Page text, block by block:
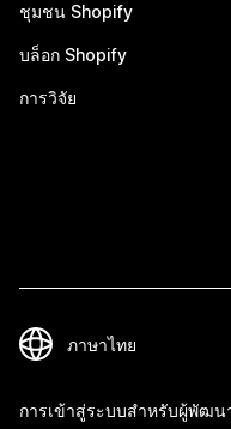
ชุมชน Shopify
บล็อก Shopify
การวิจัย
การเข้าสู่ระบบสำหรับผู้พัฒน